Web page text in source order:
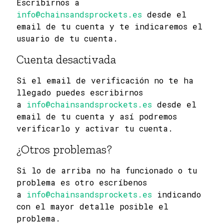
Escribirnos a
info@chainsandsprockets.es desde el
email de tu cuenta y te indicaremos el
usuario de tu cuenta.
Cuenta desactivada
Si el email de verificación no te ha
llegado puedes escribirnos
a info@chainsandsprockets.es desde el
email de tu cuenta y así podremos
verificarlo y activar tu cuenta.
¿Otros problemas?
Si lo de arriba no ha funcionado o tu
problema es otro escríbenos
a info@chainsandsprockets.es indicando
con el mayor detalle posible el
problema.